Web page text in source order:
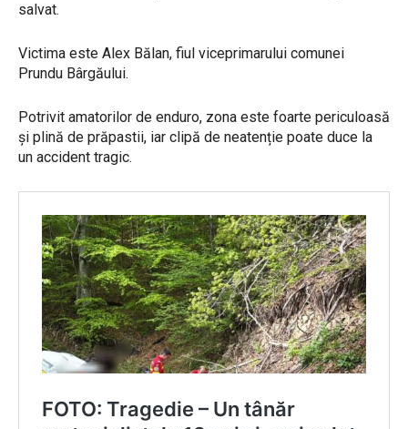
salvat.
Victima este Alex Bălan, fiul viceprimarului comunei
Prundu Bârgăului.
Potrivit amatorilor de enduro, zona este foarte periculoasă
și plină de prăpastii, iar clipă de neatenție poate duce la
un accident tragic.